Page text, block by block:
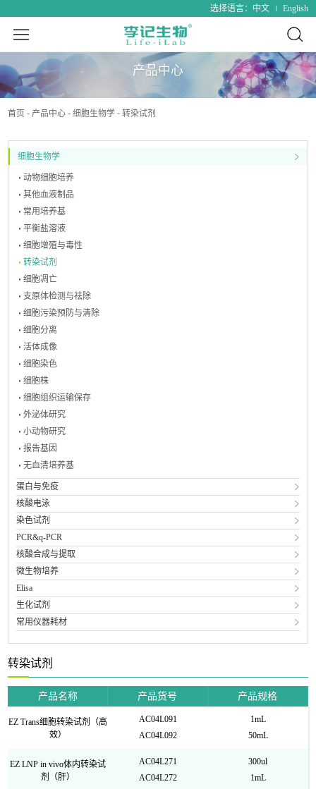
选择语言： 中文 English
产品中心
首页 产品中心 细胞生物学 转染试剂
细胞生物学
动物细胞培养
其他血液制品
常用培养基
平衡盐溶液
细胞增殖与毒性
转染试剂
细胞凋亡
支原体检测与祛除
细胞污染预防与清除
细胞分离
活体成像
细胞染色
细胞株
细胞组织运输保存
外泌体研究
小动物研究
报告基因
无血清培养基
蛋白与免疫
核酸电泳
染色试剂
PCR&q-PCR
核酸合成与提取
微生物培养
Elisa
生化试剂
常用仪器耗材
转染试剂
产品名称 产品货号 产品规格
EZ Trans细胞转染试剂（高
效）
AC04L091
AC04L092
1mL
50mL
EZ LNP in vivo体内转染试
剂（肝）
AC04L271
AC04L272
300ul
1mL